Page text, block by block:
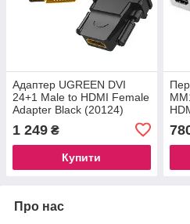
Адаптер UGREEN DVI
24+1 Male to HDMI Female
Adapter Black (20124)
1 249 ₴
Купити
Про нас